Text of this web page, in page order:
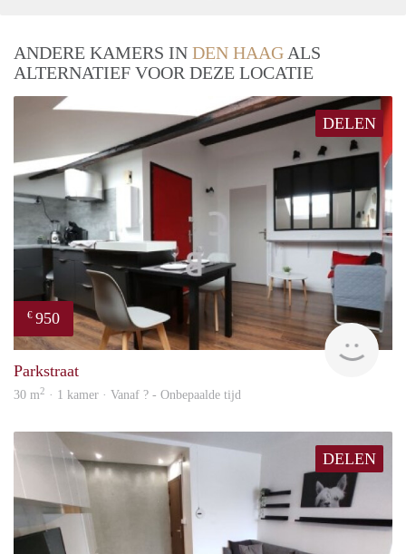
ANDERE KAMERS IN DEN HAAG ALS
ALTERNATIEF VOOR DEZE LOCATIE
DELEN
€ 950
Parkstraat
30 m2 · 1 kamer · Vanaf ? - Onbepaalde tijd
DELEN